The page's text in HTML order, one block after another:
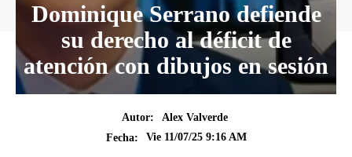
Dominique Serrano defiende
su derecho al déficit de
atención con dibujos en sesión
Autor:
Alex Valverde
Fecha:
Vie 11/07/25 9:16 AM